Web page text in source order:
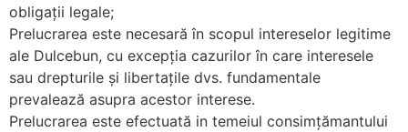
obligații legale;
Prelucrarea este necesară în scopul intereselor legitime
ale Dulcebun, cu excepția cazurilor în care interesele
sau drepturile și libertațile dvs. fundamentale
prevalează asupra acestor interese.
Prelucrarea este efectuată in temeiul consimțămantului